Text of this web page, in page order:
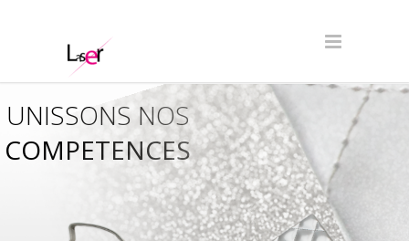
COMPETENCES
UNISSONS NOS